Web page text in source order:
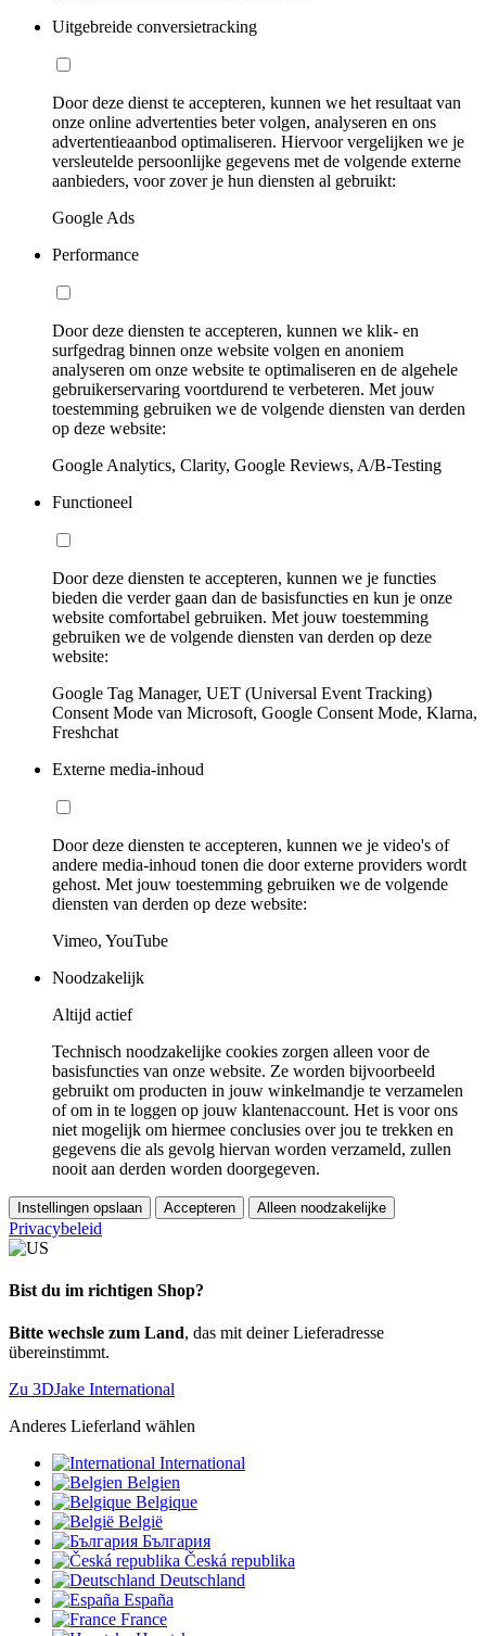
Uitgebreide conversietracking
Door deze dienst te accepteren, kunnen we het resultaat van
onze online advertenties beter volgen, analyseren en ons
advertentieaanbod optimaliseren. Hiervoor vergelijken we je
versleutelde persoonlijke gegevens met de volgende externe
aanbieders, voor zover je hun diensten al gebruikt:
Google Ads
Performance
Door deze diensten te accepteren, kunnen we klik- en
surfgedrag binnen onze website volgen en anoniem
analyseren om onze website te optimaliseren en de algehele
gebruikerservaring voortdurend te verbeteren. Met jouw
toestemming gebruiken we de volgende diensten van derden
op deze website:
Google Analytics, Clarity, Google Reviews, A/B-Testing
Functioneel
Door deze diensten te accepteren, kunnen we je functies
bieden die verder gaan dan de basisfuncties en kun je onze
website comfortabel gebruiken. Met jouw toestemming
gebruiken we de volgende diensten van derden op deze
website:
Google Tag Manager, UET (Universal Event Tracking)
Consent Mode van Microsoft, Google Consent Mode, Klarna,
Freshchat
Externe media-inhoud
Door deze diensten te accepteren, kunnen we je video's of
andere media-inhoud tonen die door externe providers wordt
gehost. Met jouw toestemming gebruiken we de volgende
diensten van derden op deze website:
Vimeo, YouTube
Noodzakelijk
Altijd actief
Technisch noodzakelijke cookies zorgen alleen voor de
basisfuncties van onze website. Ze worden bijvoorbeeld
gebruikt om producten in jouw winkelmandje te verzamelen
of om in te loggen op jouw klantenaccount. Het is voor ons
niet mogelijk om hiermee conclusies over jou te trekken en
gegevens die als gevolg hiervan worden verzameld, zullen
nooit aan derden worden doorgegeven.
Instellingen opslaan Accepteren Alleen noodzakelijke
Privacybeleid
Bist du im richtigen Shop?
Bitte wechsle zum Land, das mit deiner Lieferadresse
übereinstimmt.
Zu 3DJake International
Anderes Lieferland wählen
International
Belgien
Belgique
België
България
Česká republika
Deutschland
España
France